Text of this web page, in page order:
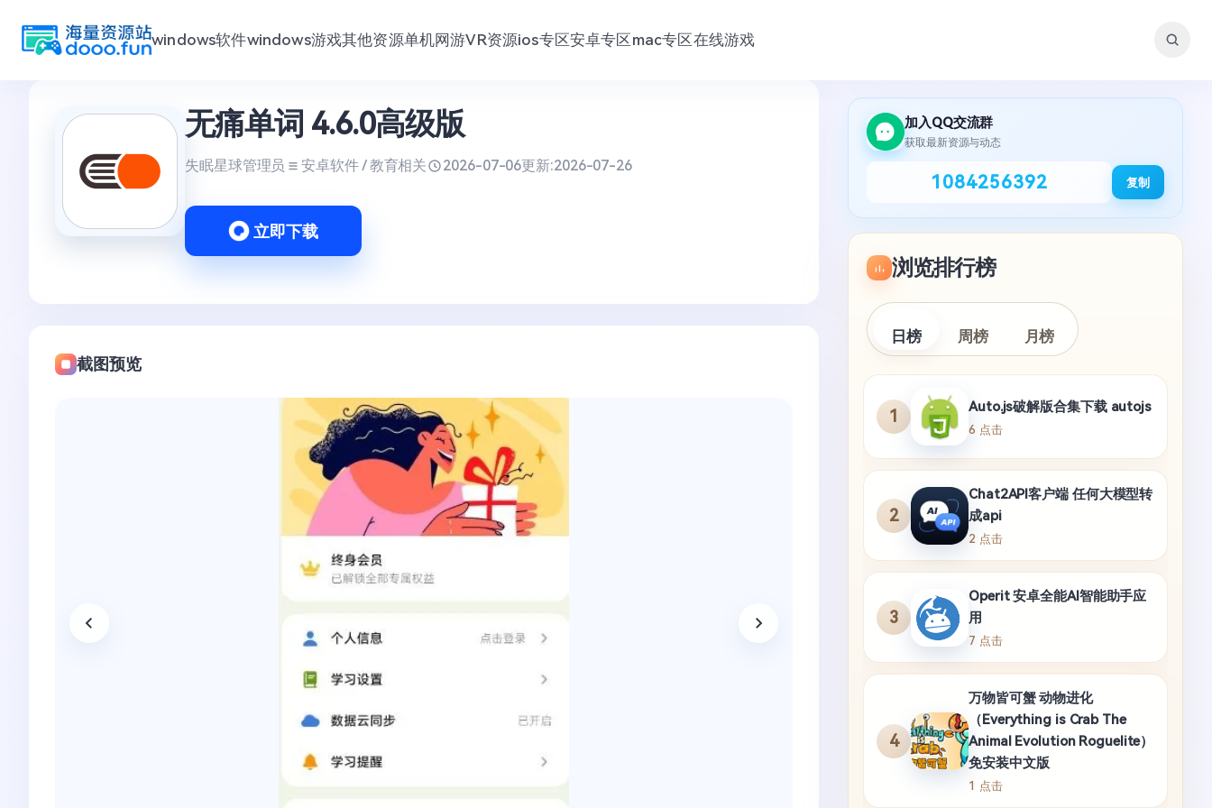
windows软件windows游戏其他资源单机网游VR资源ios专区安卓专区mac专区在线游戏
无痛单词 4.6.0高级版
失眠星球管理员 安卓软件 / 教育相关 2026-07-06更新:2026-07-26
立即下载
截图预览
加入QQ交流群
获取最新资源与动态
1084256392 复制
浏览排行榜
日榜 周榜 月榜
1
Auto.js破解版合集下载 autojs
6 点击
2
Chat2API客户端 任何大模型转
成api
2 点击
3
Operit 安卓全能AI智能助手应
用
7 点击
4
万物皆可蟹 动物进化
（Everything is Crab The
Animal Evolution Roguelite）
免安装中文版
1 点击